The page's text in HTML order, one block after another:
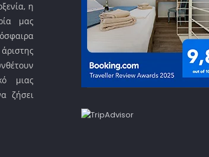
η
μας
μιας
ζήσει